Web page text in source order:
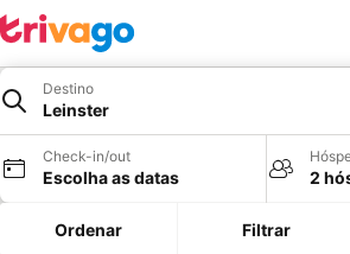
Destino
Leinster
Check-in/out
Escolha as datas 2
Ordenar Filtrar